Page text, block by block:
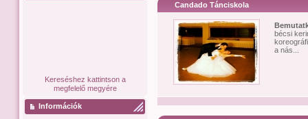
Kereséshez kattintson a
megfelelő megyére
Információk
Candado Tánciskola
bécsi
a nás...